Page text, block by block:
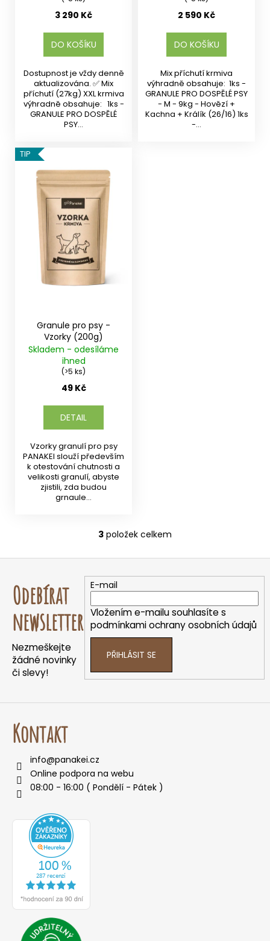
3 290 Kč
DO KOŠÍKU
Dostupnost je vždy denně
aktualizována. ✅ Mix
příchutí (27kg) XXL krmiva
výhradně obsahuje: 1ks -
GRANULE PRO DOSPĚLÉ
PSY...
2 590 Kč
DO KOŠÍKU
Mix příchutí krmiva
výhradně obsahuje: 1ks -
GRANULE PRO DOSPĚLÉ PSY
- M - 9kg - Hovězí +
Kachna + Králík (26/16) 1ks
-...
TIP
Granule pro psy -
Vzorky (200g)
Skladem - odesíláme
ihned
(>5 ks)
49 Kč
DETAIL
Vzorky granulí pro psy
PANAKEI slouží především
k otestování chutnosti a
velikosti granulí, abyste
zjistili, zda budou
grnaule...
O
v
á
d
a
c
í
r
v
y
3 položek celkem
Odebírat
newsletter
Nezmeškejte
žádné novinky
či slevy!
E-mail
Vložením e-mailu souhlasíte s
podmínkami ochrany osobních údajů
PŘIHLÁSIT SE
Kontakt
info@panakei.cz
Online podpora na webu
08:00 - 16:00 ( Pondělí - Pátek )